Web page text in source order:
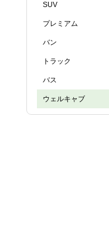
SUV
プレミアム
バン
トラック
バス
ウェルキャブ